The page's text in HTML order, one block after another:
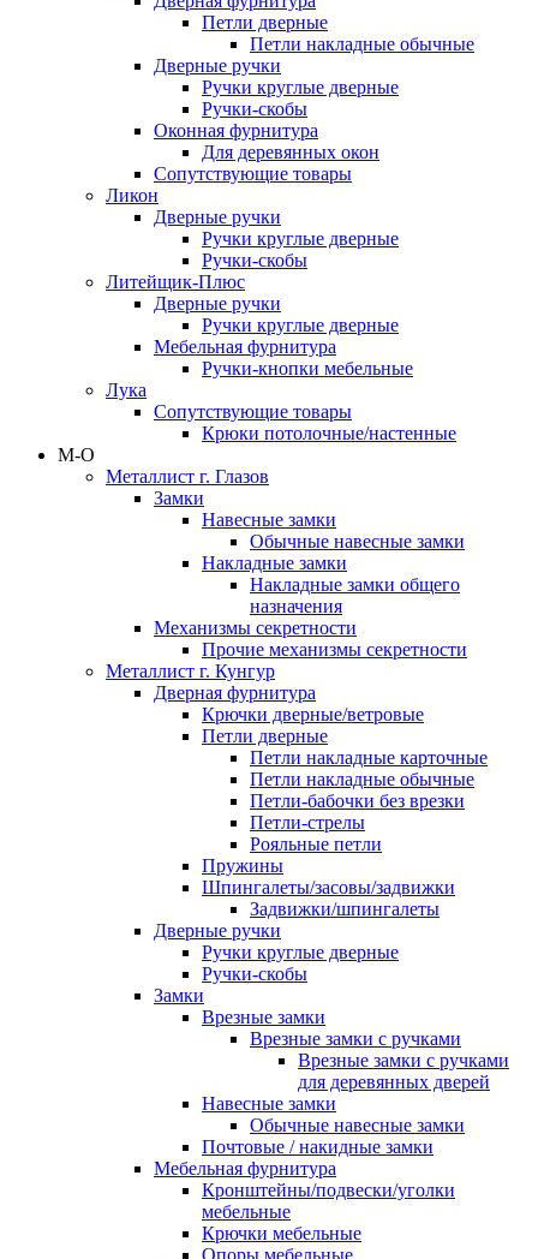
Петли дверные
Петли накладные обычные
Дверные ручки
Ручки круглые дверные
Ручки-скобы
Оконная фурнитура
Для деревянных окон
Сопутствующие товары
Ликон
Дверные ручки
Ручки круглые дверные
Ручки-скобы
Литейщик-Плюс
Дверные ручки
Ручки круглые дверные
Мебельная фурнитура
Ручки-кнопки мебельные
Лука
Сопутствующие товары
Крюки потолочные/настенные
М-О
Металлист г. Глазов
Замки
Навесные замки
Обычные навесные замки
Накладные замки
Накладные замки общего
назначения
Механизмы секретности
Прочие механизмы секретности
Металлист г. Кунгур
Дверная фурнитура
Крючки дверные/ветровые
Петли дверные
Петли накладные карточные
Петли накладные обычные
Петли-бабочки без врезки
Петли-стрелы
Рояльные петли
Пружины
Шпингалеты/засовы/задвижки
Задвижки/шпингалеты
Дверные ручки
Ручки круглые дверные
Ручки-скобы
Замки
Врезные замки
Врезные замки с ручками
Врезные замки с ручками
для деревянных дверей
Навесные замки
Обычные навесные замки
Почтовые / накидные замки
Мебельная фурнитура
Кронштейны/подвески/уголки
мебельные
Крючки мебельные